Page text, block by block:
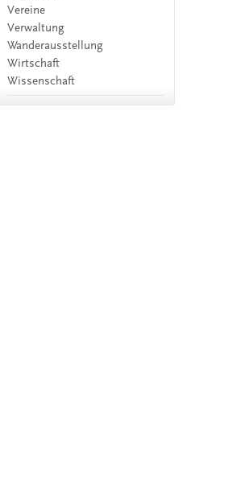
Vereine
Verwaltung
Wanderausstellung
Wirtschaft
Wissenschaft